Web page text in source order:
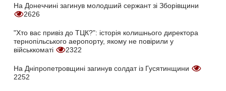
На Донеччині загинув молодший сержант зі Зборівщини
2626
"Хто вас привіз до ТЦК?": історія колишнього директора
тернопільського аеропорту, якому не повірили у
військкоматі
2322
На Дніпропетровщині загинув солдат із Гусятинщини
2252